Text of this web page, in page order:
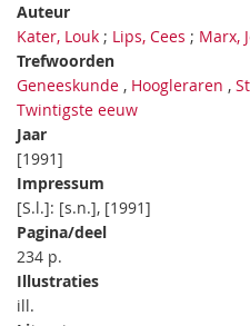
Auteur
Kater, Louk ; Lips, Cees ; Marx,
Trefwoorden
Geneeskunde , Hoogleraren ,
Twintigste eeuw
Jaar
[1991]
Impressum
[S.l.]: [s.n.], [1991]
Pagina/deel
234 p.
Illustraties
ill.